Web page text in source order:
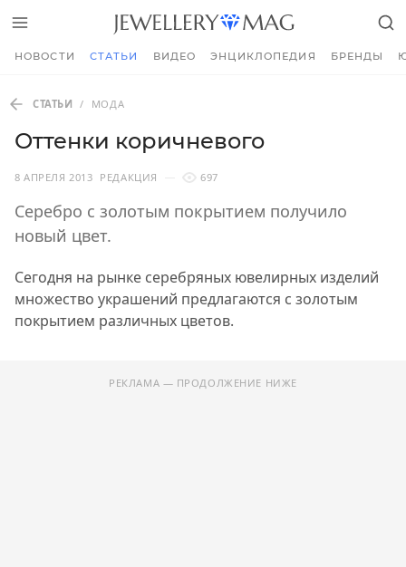
НОВОСТИ СТАТЬИ ВИДЕО ЭНЦИКЛОПЕДИЯ БРЕНДЫ
СТАТЬИ / МОДА
Оттенки коричневого
8 АПРЕЛЯ 2013 РЕДАКЦИЯ 697
Серебро с золотым покрытием получило
новый цвет.
Сегодня на рынке серебряных ювелирных изделий
множество украшений предлагаются с золотым
покрытием различных цветов.
РЕКЛАМА — ПРОДОЛЖЕНИЕ НИЖЕ